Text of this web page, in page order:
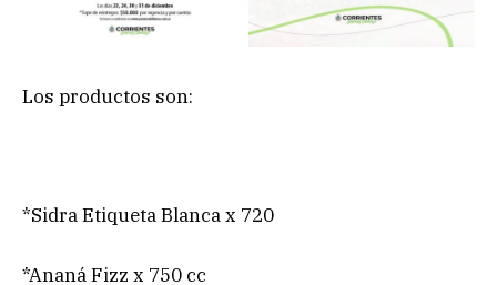
Los productos son:
*Sidra Etiqueta Blanca x 720
*Ananá Fizz x 750 cc